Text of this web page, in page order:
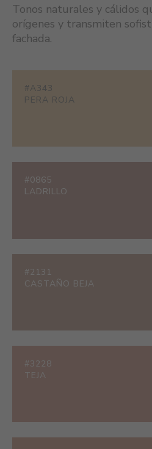
Tonos naturales y cálidos
orígenes y transmiten
fachada.
#A343
PERA ROJA
#0865
LADRILLO
#2131
CASTAÑO BEJA
#3228
TEJA